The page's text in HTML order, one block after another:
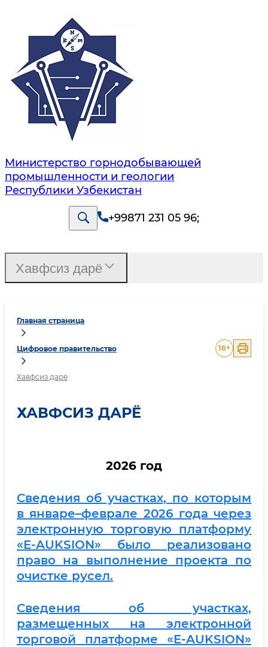
Министерство горнодобывающей
промышленности и геологии
Республики Узбекистан
+99871 231 05 96;
Главная страница
Цифровое правительство
Хавфсиз дарё
16+
ХАВФСИЗ ДАРЁ
2026 год
Сведения об участках, по которым
в январе–феврале 2026 года через
электронную торговую платформу
«E-AUKSION» было реализовано
право на выполнение проекта по
очистке русел.
Сведения об участках,
размещенных на электронной
торговой платформе «E-AUKSION»
Хавфсиз дарё